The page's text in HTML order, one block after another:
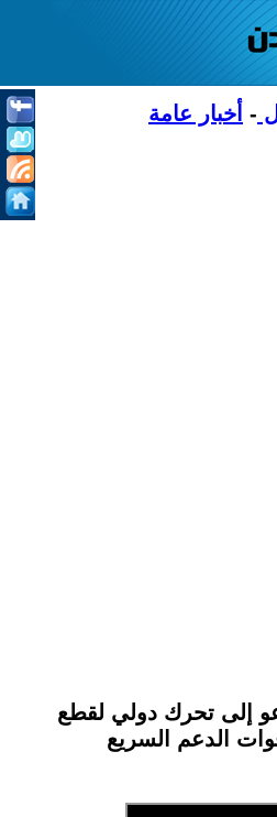
- أخبار عامة
إلى تحرك دولي لقطع
الدعم السريع